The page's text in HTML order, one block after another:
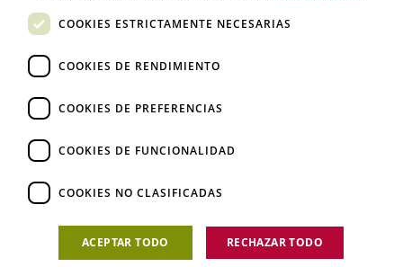
Dónde estamos
C/ Ali Bei, 67 – 08013 Barcelona - España
T. +34 93 245 27 23
info@fototecnica.com
Horario:
De lunes a viernes de 9.00h a 14.00h y de 15.00h a 18.00h.
COOKIES ESTRICTAMENTE NECESARIAS
COOKIES DE RENDIMIENTO
COOKIES DE PREFERENCIAS
COOKIES DE FUNCIONALIDAD
COOKIES NO CLASIFICADAS
ACEPTAR TODO RECHAZAR TODO